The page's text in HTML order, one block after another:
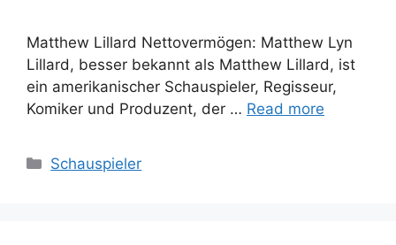
Matthew Lillard Nettovermögen: Matthew Lyn
Lillard, besser bekannt als Matthew Lillard, ist
ein amerikanischer Schauspieler, Regisseur,
Komiker und Produzent, der … Read more
Categories
Schauspieler